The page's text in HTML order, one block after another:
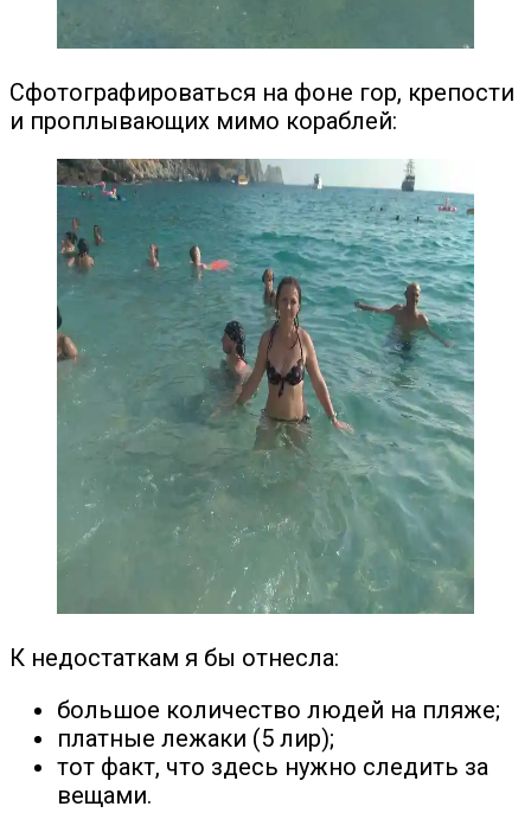
Сфотографироваться на фоне гор, крепости
и проплывающих мимо кораблей:
К недостаткам я бы отнесла:
большое количество людей на пляже;
платные лежаки (5 лир);
тот факт, что здесь нужно следить за
вещами.